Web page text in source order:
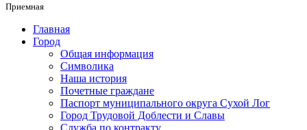
Приемная
Главная
Город
Общая информация
Символика
Наша история
Почетные граждане
Паспорт муниципального округа Сухой Лог
Город Трудовой Доблести и Славы
Служба по контракту